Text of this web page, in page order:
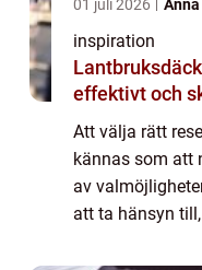
01 juli 2026
inspiration
effektivt och
Att välja rätt
kännas som att
av
att ta hänsyn